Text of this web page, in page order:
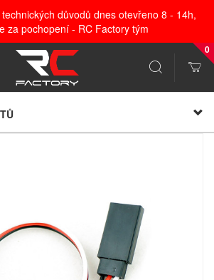
důvodů dnes otevřeno 8 - 14h,
za pochopení - RC Factory tým
0